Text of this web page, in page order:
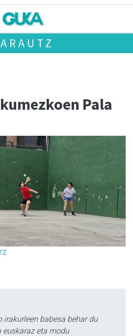
Pala
irakurleen babesa behar du
eta modu